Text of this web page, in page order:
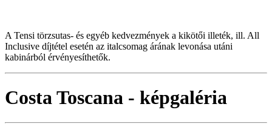
A Tensi törzsutas- és egyéb kedvezmények a kikötői illeték, ill. All
Inclusive díjtétel esetén az italcsomag árának levonása utáni
kabinárból érvényesíthetők.
Costa Toscana - képgaléria